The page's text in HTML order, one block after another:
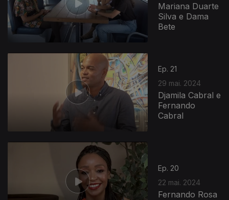
Mariana Duarte
Silva e Dama
Bete
Ep. 21
29 mai. 2024
Djamila Cabral e
Fernando
Cabral
Ep. 20
22 mai. 2024
Fernando Rosa